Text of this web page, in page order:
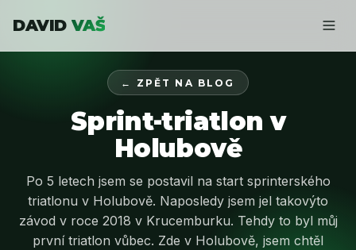
DAVID VAŠ
← ZPĚT NA BLOG
Sprint-triatlon v
Holubově
Po 5 letech jsem se postavil na start sprinterského
triatlonu v Holubově. Naposledy jsem jel takovýto
závod v roce 2018 v Krucemburku. Tehdy to byl můj
první triatlon vůbec. Zde v Holubově, jsem chtěl